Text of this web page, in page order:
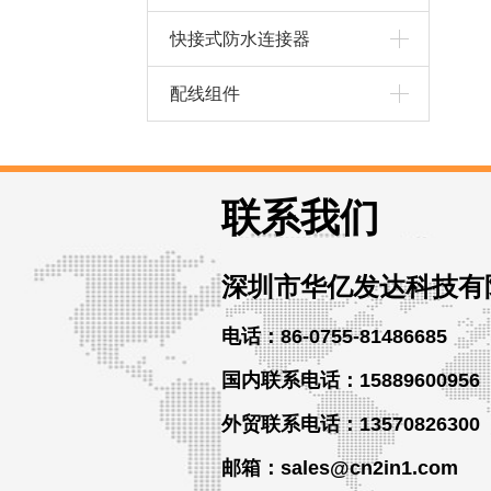
快接式防水连接器
配线组件
联系我们
深圳市华亿发达科技有
电话：86-0755-81486685
国内联系电话：15889600956
外贸联系电话：13570826300
邮箱：sales@cn2in1.com